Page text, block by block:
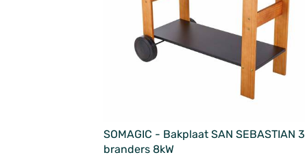
SOMAGIC - Bakplaat SAN SEBASTIAN 3
branders 8kW